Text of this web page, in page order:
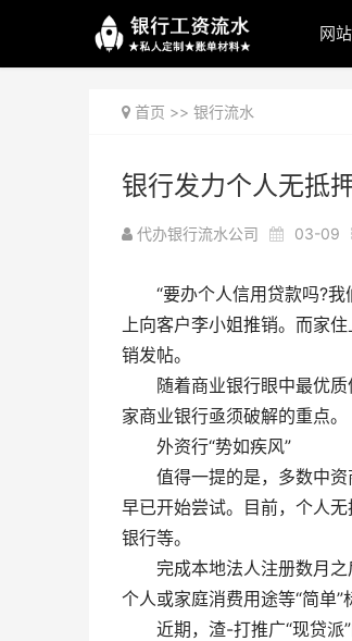
网
首页 >> 银行流水
银行发力个人无抵
代办银行流水公司 03-09
“要办个人信用贷款吗?
上向客户李小姐推销。而家
销发帖。
随着商业银行眼中最优
家商业银行亟须破解的重点。
外资行“势如疾风”
值得一提的是，多数中
早已开始尝试。目前，个人
银行等。
完成本地法人注册数月
个人或家庭消费用途等“简单
近期，渣-打推广“现贷派